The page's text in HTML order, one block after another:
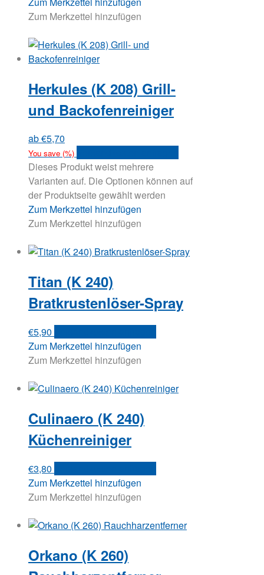
Zum Merkzettel hinzufügen
Herkules (K 208) Grill-
und Backofenreiniger
ab€5,70
You save (%)
Dieses Produkt weist mehrere
Varianten auf. Die Optionen können auf
der Produktseite gewählt werden
Zum Merkzettel hinzufügen
Zum Merkzettel hinzufügen
Titan (K 240)
Bratkrustenlöser-Spray
€5,90
Zum Merkzettel hinzufügen
Zum Merkzettel hinzufügen
Culinaero (K 240)
Küchenreiniger
€3,80
Zum Merkzettel hinzufügen
Zum Merkzettel hinzufügen
Orkano (K 260)